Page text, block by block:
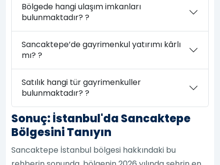
Bölgede hangi ulaşım imkanları
bulunmaktadır? ?
Sancaktepe’de gayrimenkul yatırımı kârlı
mı? ?
Satılık hangi tür gayrimenkuller
bulunmaktadır? ?
Sonuç: İstanbul'da Sancaktepe
Bölgesini Tanıyın
Sancaktepe İstanbul bölgesi hakkındaki bu